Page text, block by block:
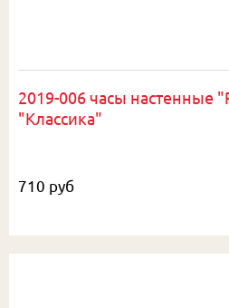
2019-006 часы настенные
"Классика"
710 руб